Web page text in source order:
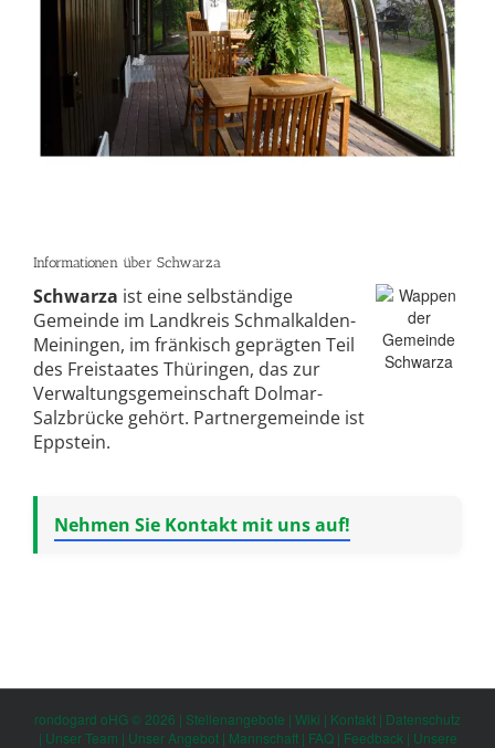
Informationen über Schwarza
Schwarza ist eine selbständige
Gemeinde im Landkreis Schmalkalden-
Meiningen, im fränkisch geprägten Teil
des Freistaates Thüringen, das zur
Verwaltungsgemeinschaft Dolmar-
Salzbrücke gehört. Partnergemeinde ist
Eppstein.
Nehmen Sie Kontakt mit uns auf!
rondogard oHG © 2026 | Stellenangebote | Wiki | Kontakt | Datenschutz
| Unser Team | Unser Angebot| Mannschaft| FAQ| Feedback | Unsere